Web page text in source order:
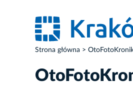
Strona główna